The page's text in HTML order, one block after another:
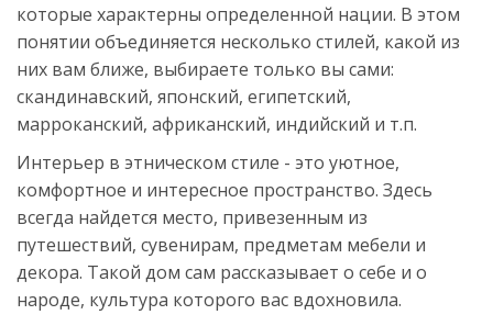
которые характерны определенной нации. В этом
понятии объединяется несколько стилей, какой из
них вам ближе, выбираете только вы сами:
скандинавский, японский, египетский,
марроканский, африканский, индийский и т.п.
Интерьер в этническом стиле - это уютное,
комфортное и интересное пространство. Здесь
всегда найдется место, привезенным из
путешествий, сувенирам, предметам мебели и
декора. Такой дом сам рассказывает о себе и о
народе, культура которого вас вдохновила.